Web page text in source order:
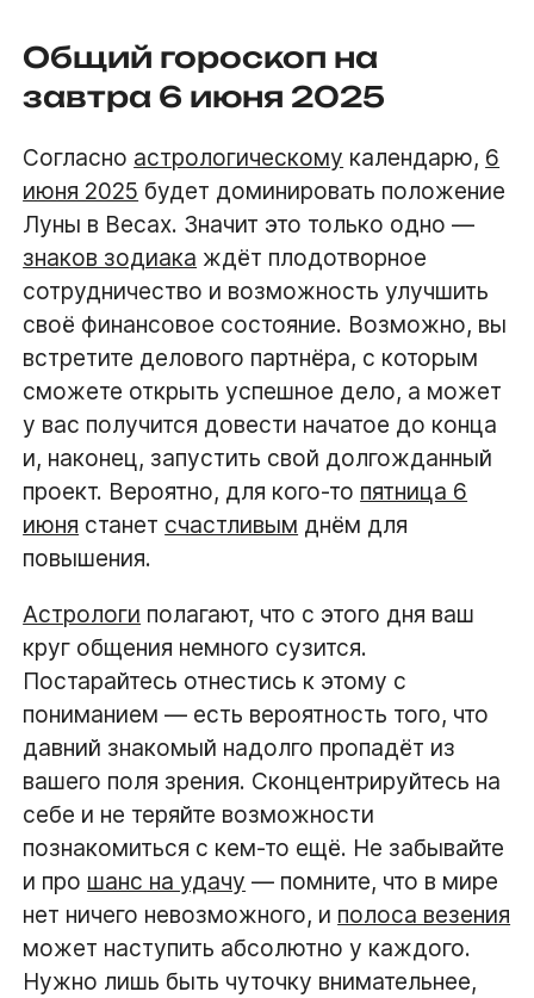
Общий гороскоп на
завтра 6 июня 2025
Согласно астрологическому календарю, 6
июня 2025 будет доминировать положение
Луны в Весах. Значит это только одно —
знаков зодиака ждёт плодотворное
сотрудничество и возможность улучшить
своё финансовое состояние. Возможно, вы
встретите делового партнёра, с которым
сможете открыть успешное дело, а может
у вас получится довести начатое до конца
и, наконец, запустить свой долгожданный
проект. Вероятно, для кого-то пятница 6
июня станет счастливым днём для
повышения.
Астрологи полагают, что с этого дня ваш
круг общения немного сузится.
Постарайтесь отнестись к этому с
пониманием — есть вероятность того, что
давний знакомый надолго пропадёт из
вашего поля зрения. Сконцентрируйтесь на
себе и не теряйте возможности
познакомиться с кем-то ещё. Не забывайте
и про шанс на удачу — помните, что в мире
нет ничего невозможного, и полоса везения
может наступить абсолютно у каждого.
Нужно лишь быть чуточку внимательнее,